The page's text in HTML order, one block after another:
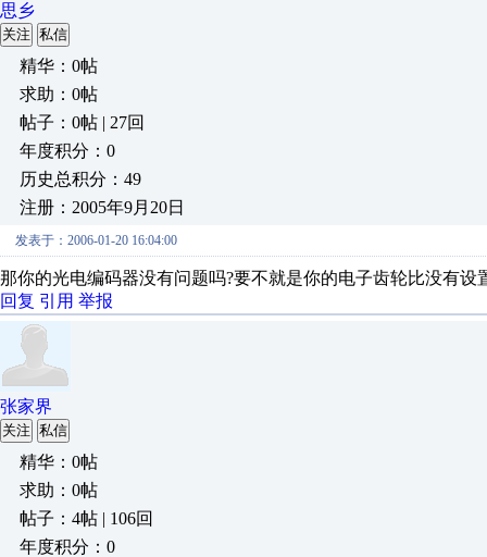
思乡
关注 私信
精华：0帖
求助：0帖
帖子：0帖 | 27回
年度积分：0
历史总积分：49
注册：2005年9月20日
发表于：2006-01-20 16:04:00
那你的光电编码器没有问题吗?要不就是你的电子齿轮比没有设
回复 引用 举报
张家界
关注 私信
精华：0帖
求助：0帖
帖子：4帖 | 106回
年度积分：0